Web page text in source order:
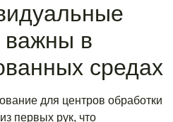
важны в
средах
для центров обработки
первых рук, что